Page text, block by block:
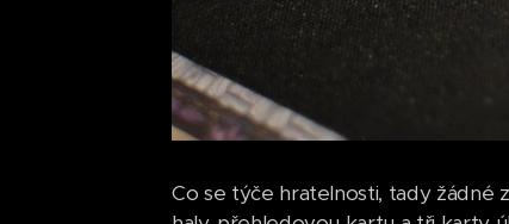
Co se týče hratelnosti, tady žádné